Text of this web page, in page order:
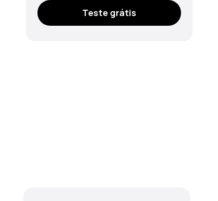
Teste grátis